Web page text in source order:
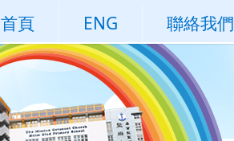
首頁 ENG 聯絡我們